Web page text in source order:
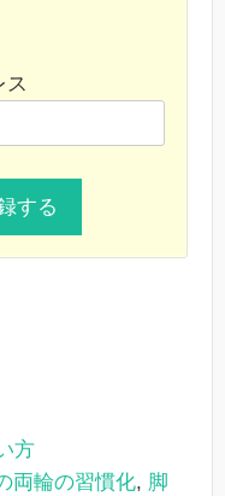
ス
方
両輪の習慣化, 脚